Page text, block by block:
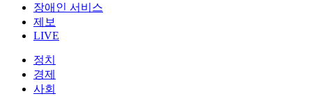
장애인 서비스
제보
LIVE
정치
경제
사회